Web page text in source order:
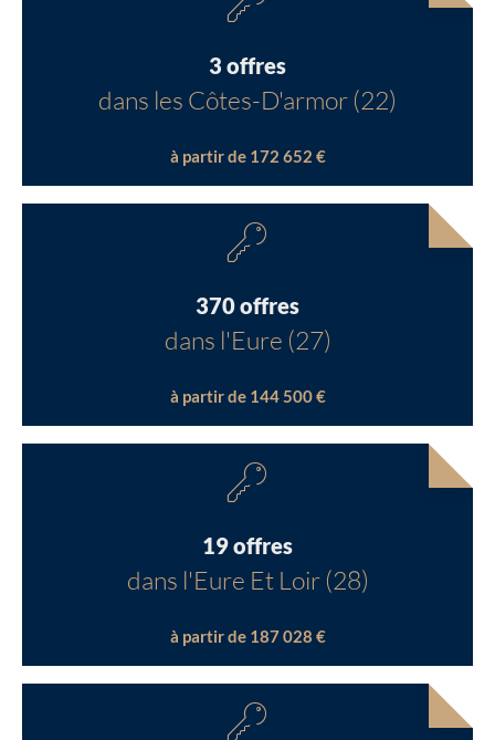
3 offres
dans les Côtes-D'armor (22)
à partir de 172 652 €
370 offres
dans l'Eure (27)
à partir de 144 500 €
19 offres
dans l'Eure Et Loir (28)
à partir de 187 028 €